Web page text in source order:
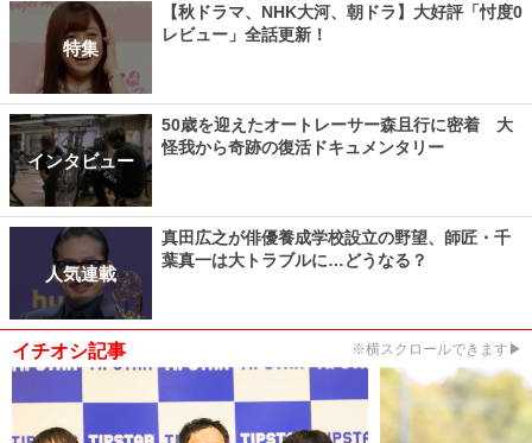
特集
【秋ドラマ、NHK大河、朝ドラ】大好評「忖度0
レビュー」全話更新！
インタビュー
50歳を迎えたオートレーサー森且行に密着 大
怪我から奇跡の復活ドキュメンタリー
人気連載
真田広之が俳優養成学校設立の野望、師匠・千
葉真一は大トラブルに…どうなる？
イチオシ記事 ※横スクロールできます▶